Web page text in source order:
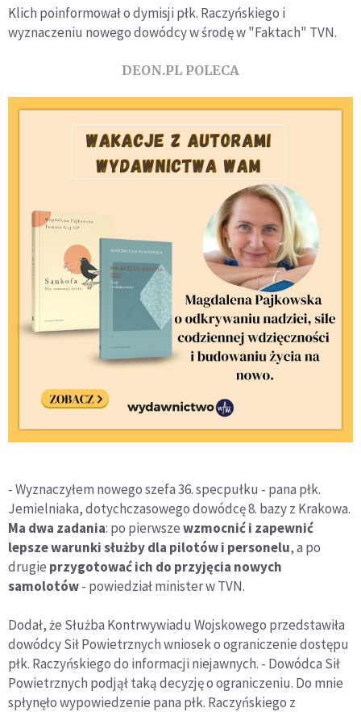
Klich poinformował o dymisji płk. Raczyńskiego i
wyznaczeniu nowego dowódcy w środę w "Faktach" TVN.
DEON.PL POLECA
- Wyznaczyłem nowego szefa 36. specpułku - pana płk.
Jemielniaka, dotychczasowego dowódcę 8. bazy z Krakowa.
Ma dwa zadania: po pierwszewzmocnić i zapewnić
lepsze warunki służby dla pilotów i personelu, a po
drugie przygotować ich do przyjęcia nowych
samolotów- powiedział minister w TVN.
Dodał, że Służba Kontrwywiadu Wojskowego przedstawiła
dowódcy Sił Powietrznych wniosek o ograniczenie dostępu
płk. Raczyńskiego do informacji niejawnych. - Dowódca Sił
Powietrznych podjął taką decyzję o ograniczeniu. Do mnie
spłynęło wypowiedzenie pana płk. Raczyńskiego z